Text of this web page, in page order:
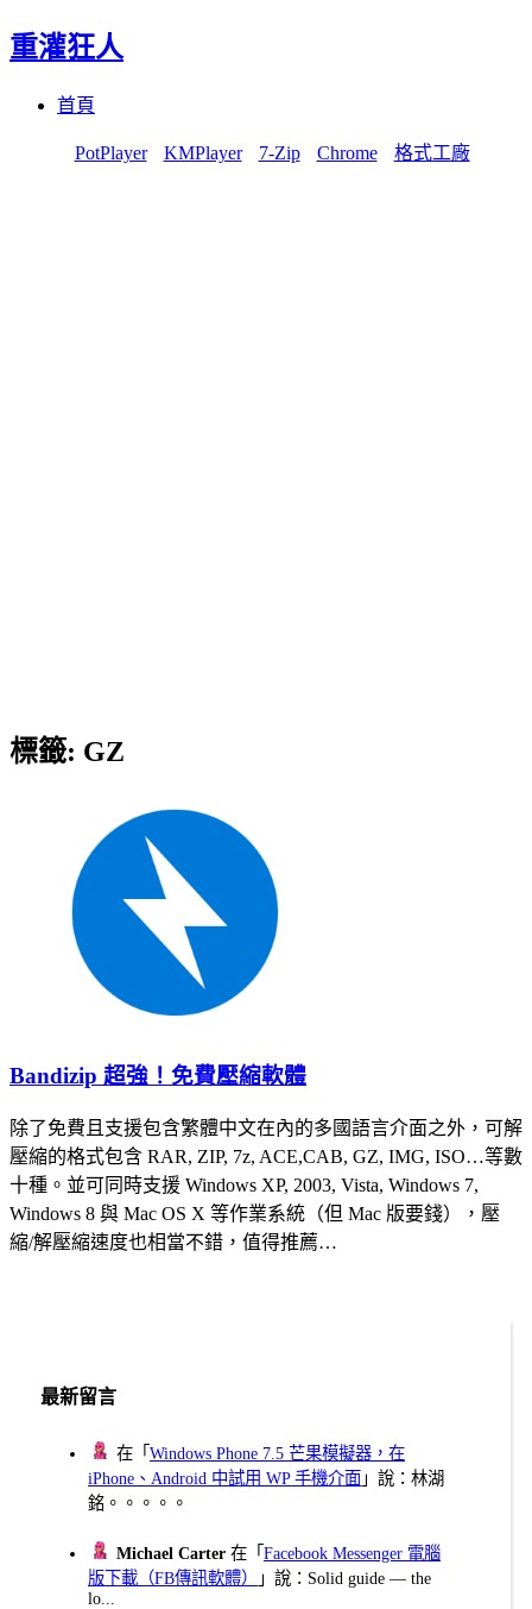
重灌狂人
首頁
PotPlayer KMPlayer 7-Zip Chrome 格式工廠
標籤: GZ
Bandizip 超強！免費壓縮軟體
除了免費且支援包含繁體中文在內的多國語言介面之外，可解
壓縮的格式包含 RAR, ZIP, 7z, ACE,CAB, GZ, IMG, ISO…等數
十種。並可同時支援 Windows XP, 2003, Vista, Windows 7,
Windows 8 與 Mac OS X 等作業系統（但 Mac 版要錢），壓
縮/解壓縮速度也相當不錯，值得推薦…
最新留言
在「Windows Phone 7.5 芒果模擬器，在
iPhone、Android 中試用 WP 手機介面 」說：林湖
銘。。。。。
Michael Carter 在「Facebook Messenger 電腦
版下載（FB傳訊軟體）
」說：Solid guide — the
lo...